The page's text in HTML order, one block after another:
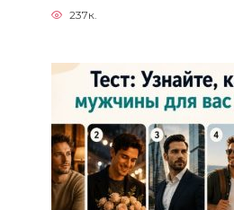
237к.